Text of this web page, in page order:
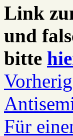
Link
und
bitte
Für